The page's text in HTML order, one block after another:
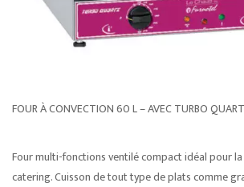
FOUR À CONVECTION 60 L – AVEC TURBO
Four multi-fonctions ventilé compact idéal pour
catering. Cuisson de tout type de plats comme